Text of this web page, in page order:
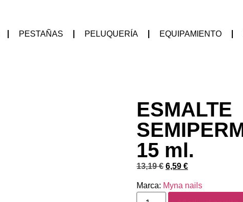
PESTAÑAS PELUQUERÍA EQUIPAMIENTO
ESMALTE
15 ml.
13,19€ 6,59 €
Marca: Myna nails